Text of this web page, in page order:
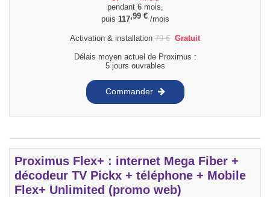
pendant 6 mois,
puis 117,99 €/mois
Activation & installation 79€ Gratuit
Délais moyen actuel de Proximus :
5 jours ouvrables
Commander
Proximus Flex+ : internet Mega Fiber +
décodeur TV Pickx + téléphone + Mobile
Flex+ Unlimited (promo web)